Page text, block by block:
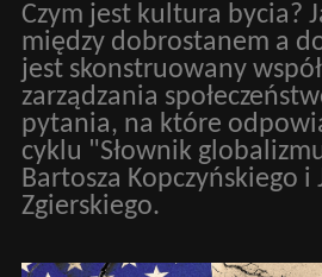
Czym jest kultura bycia?
między dobrostanem a
jest skonstruowany
zarządzania
pytania, na które
cyklu "Słownik
Bartosza Kopczyńskiego i
Zgierskiego.